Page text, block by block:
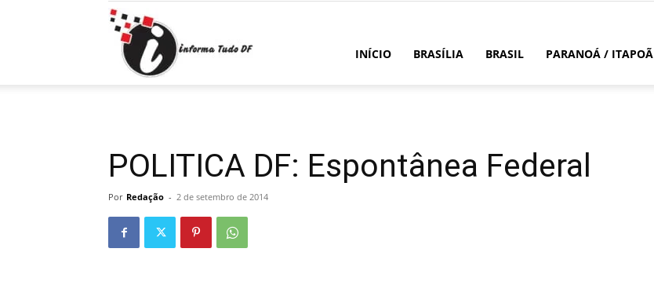
Informa
INÍCIO BRASÍLIA BRASIL PARANOÁ / ITAPOÃ
POLITICA DF: Espontânea Federal
Por Redação - 2 de setembro de 2014